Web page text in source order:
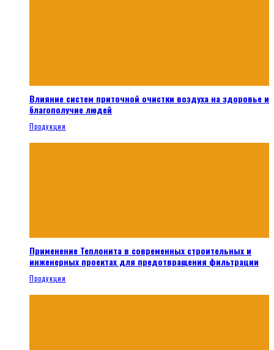
Влияние систем приточной очистки воздуха на здоровье и
благополучие людей
Продукция
Применение Теплонита в современных строительных и
инженерных проектах для предотвращения фильтрации
Продукция